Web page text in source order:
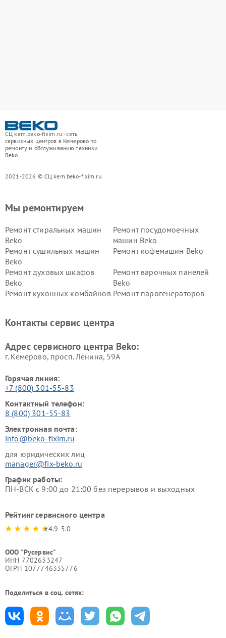
СЦ kem.beko-fixim.ru - сеть
сервисных центров в Кемерово по
ремонту и обслуживанию техники
Beko
2021-2026 © СЦ kem.beko-fixim.ru
Мы ремонтируем
Ремонт стиральных машин
Beko
Ремонт посудомоечных
машин Beko
Ремонт сушильных машин
Beko
Ремонт кофемашин Beko
Ремонт духовых шкафов
Beko
Ремонт варочных панелей
Beko
Ремонт кухонных комбайнов Ремонт парогенераторов
Ремонт холодильников Beko Ремонт морозильных камер
Контакты сервис центра
Адрес сервисного центра Beko:
г. Кемерово, просп. Ленина, 59А
Горячая линия:
+7 (800) 301-55-83
Контактный телефон:
8 (800) 301-55-83
Электронная почта:
info@beko-fixim.ru
для юридических лиц
manager@fix-beko.ru
График работы:
ПН-ВСК с 9:00 до 21:00 без перерывов и выходных
Рейтинг сервисного центра
4.9-5.0
ООО "Русервис"
ИНН 7702633247
ОГРН 1077746335776
Поделиться в соц. сетях: